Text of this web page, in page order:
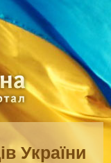
України